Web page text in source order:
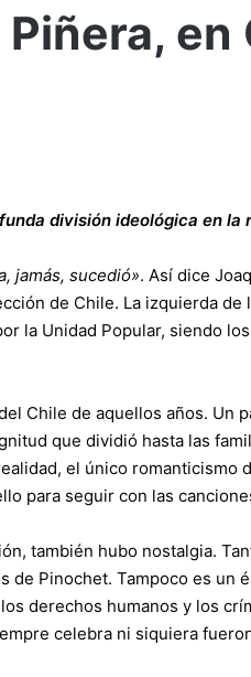
en
división ideológica en la
jamás, sucedió». Así dice
de Chile. La izquierda de
la Unidad Popular, siendo
Chile de aquellos años. Un
que dividió hasta las
el único romanticismo
para seguir con las
también hubo nostalgia.
Pinochet. Tampoco es un
derechos humanos y los
celebra ni siquiera